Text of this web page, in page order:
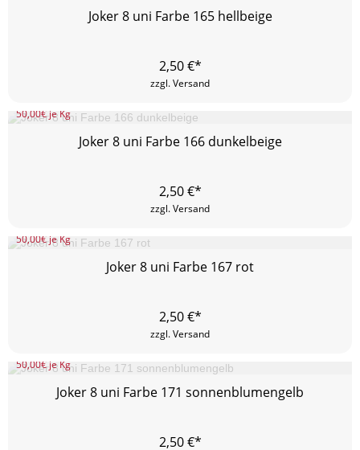
Joker 8 uni Farbe 165 hellbeige
zzgl. Versand
2,50€*
50,00€ je Kg
Joker 8 uni Farbe 166 dunkelbeige
zzgl. Versand
2,50€*
50,00€ je Kg
Joker 8 uni Farbe 167 rot
zzgl. Versand
2,50€*
50,00€ je Kg
Joker 8 uni Farbe 171 sonnenblumengelb
2,50€*